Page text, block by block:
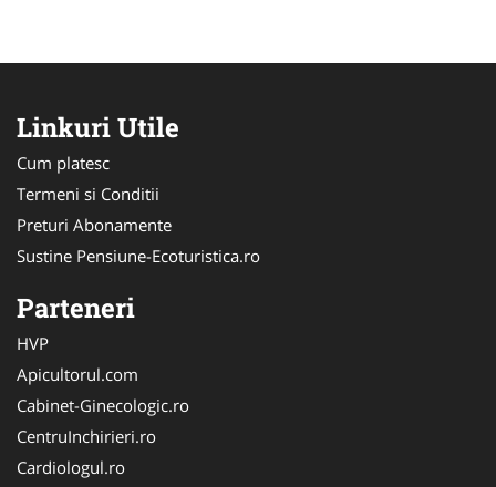
Linkuri Utile
Cum platesc
Termeni si Conditii
Preturi Abonamente
Sustine Pensiune-Ecoturistica.ro
Parteneri
HVP
Apicultorul.com
Cabinet-Ginecologic.ro
CentruInchirieri.ro
Cardiologul.ro